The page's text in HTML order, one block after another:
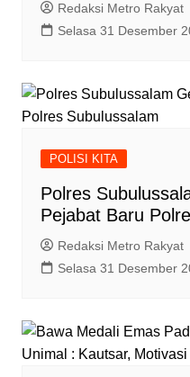
Redaksi Metro Rakyat
Selasa 31 Desember
POLISI KITA
Polres
Pejabat Baru
Redaksi Metro Rakyat
Selasa 31 Desember